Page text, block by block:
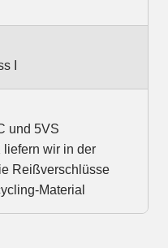
I
und 5VS
liefern wir in der
Reißverschlüsse
Material